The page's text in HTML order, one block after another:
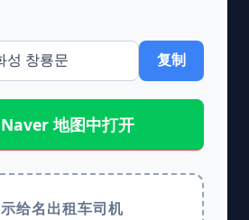
复制
地图中打开
给名出租车司机